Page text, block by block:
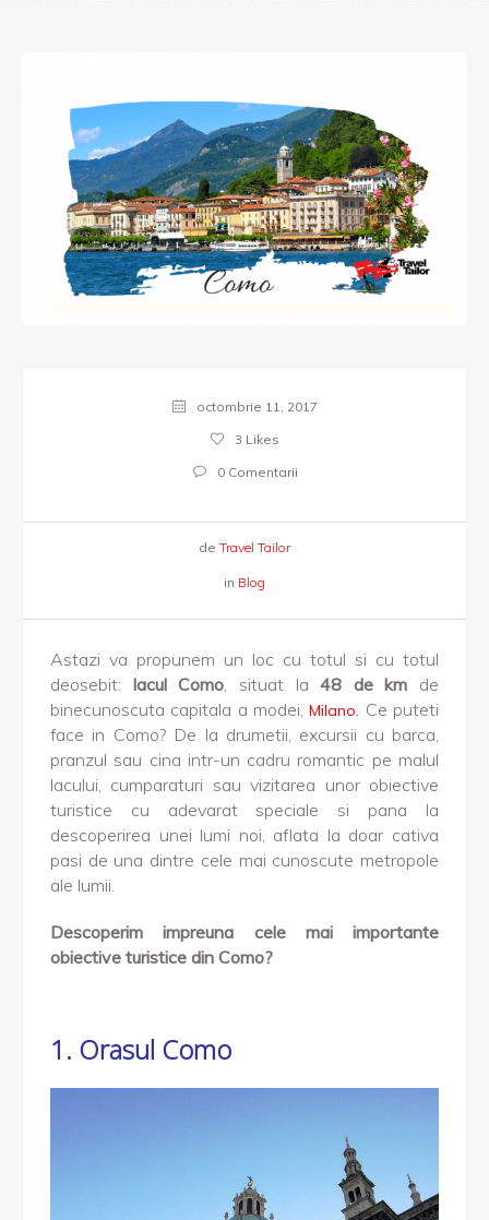
octombrie 11, 2017
3 Likes
0 Comentarii
de Travel Tailor
in Blog
Astazi va propunem un loc cu totul si cu totul
deosebit: lacul Como, situat la 48 de km de
binecunoscuta capitala a modei,Milano. Ce puteti
face in Como? De la drumetii, excursii cu barca,
pranzul sau cina intr-un cadru romantic pe malul
lacului, cumparaturi sau vizitarea unor obiective
turistice cu adevarat speciale si pana la
descoperirea unei lumi noi, aflata la doar cativa
pasi de una dintre cele mai cunoscute metropole
ale lumii.
Descoperim impreuna cele mai importante
obiective turistice din Como?
1. Orasul Como